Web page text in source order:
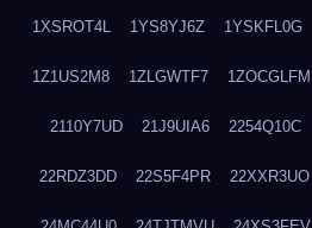
1XSROT4L 1YS8YJ6Z 1YSKFL0G
1Z1US2M8 1ZLGWTF7 1ZOCGLFM
2110Y7UD 21J9UIA6 2254Q10C
22RDZ3DD 22S5F4PR 22XXR3UO